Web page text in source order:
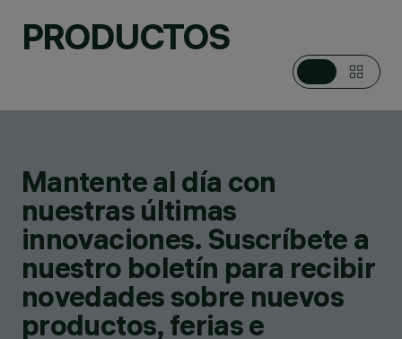
PRODUCTOS
Mantente al día con
nuestras últimas
innovaciones. Suscríbete a
nuestro boletín para recibir
novedades sobre nuevos
productos, ferias e